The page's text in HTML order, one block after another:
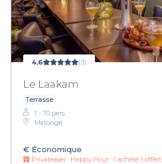
4,6 (3)
Le Laakam
Terrasse
1 - 70 pers.
Matonge
€ Économique
Privateaser : Happy Hour : 1 acheté 1 offert